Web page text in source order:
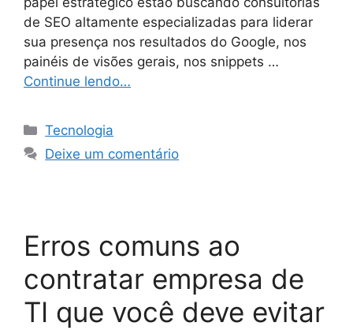
de SEO altamente especializadas para liderar
sua presença nos resultados do Google, nos
painéis de visões gerais, nos snippets …
Continue lendo…
Categorias
Tecnologia
Deixe um comentário
Erros comuns ao
contratar empresa de
TI que você deve evitar